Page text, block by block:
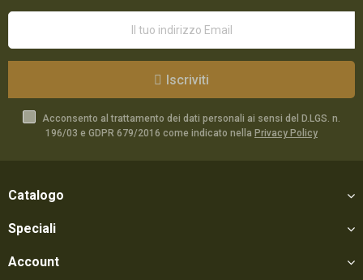
Iscriviti
Acconsento al trattamento dei dati personali ai sensi del D.LGS. n.
196/03 e GDPR 679/2016 come indicato nella Privacy Policy
Catalogo
Speciali
Account